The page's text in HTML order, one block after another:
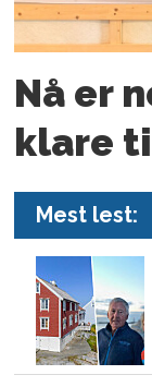
Nå er
klare
Mest lest: